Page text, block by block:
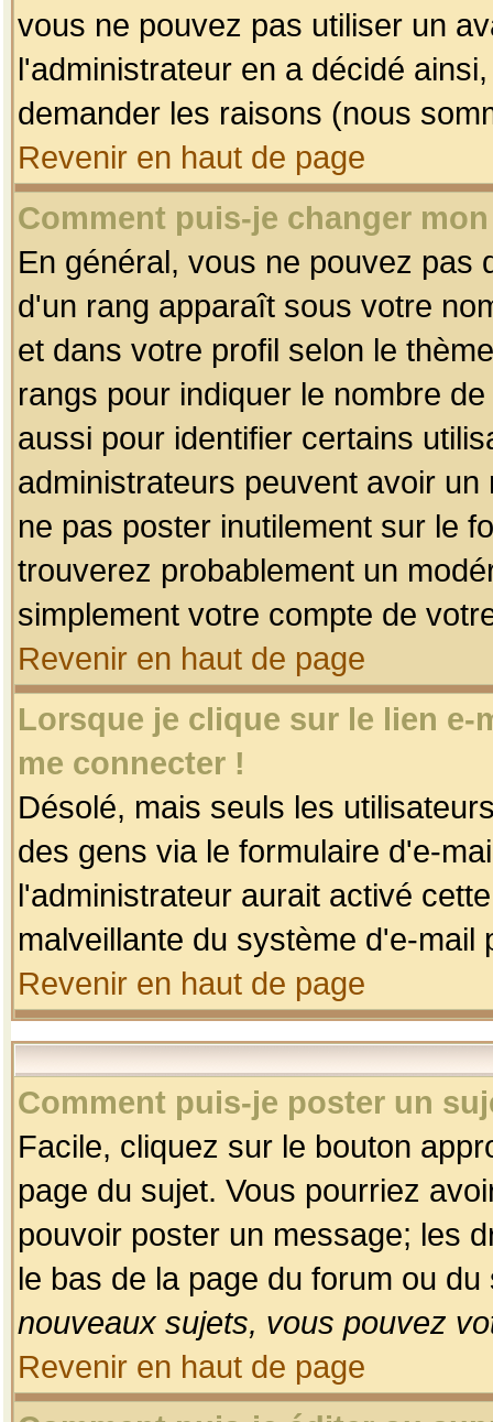
vous ne pouvez pas utiliser un
l'administrateur en a décidé
demander les raisons (nous
Revenir en haut de page
Comment puis-je changer
En général, vous ne pouvez pas
d'un rang apparaît sous votre
et dans votre profil selon le
rangs pour indiquer le nombre
aussi pour identifier certains
administrateurs peuvent avoir
ne pas poster inutilement sur le
trouverez probablement un
simplement votre compte de
Revenir en haut de page
Lorsque je clique sur le lien
me connecter !
Désolé, mais seuls les
des gens via le formulaire d'e-
l'administrateur aurait activé
malveillante du système d'e-
Revenir en haut de page
Comment puis-je poster un
Facile, cliquez sur le bouton
page du sujet. Vous pourriez
pouvoir poster un message; les
le bas de la page du forum ou
nouveaux sujets, vous pouvez
Revenir en haut de page